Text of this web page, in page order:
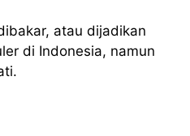
atau dijadikan
di Indonesia, namun